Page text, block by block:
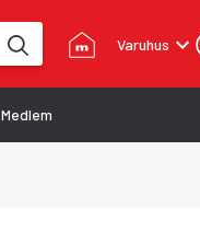
Varuhus
Medlem